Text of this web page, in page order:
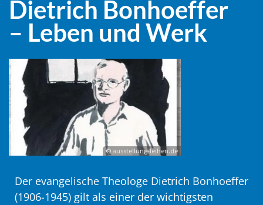
Dietrich Bonhoeffer
– Leben und Werk
© ausstellung-leihen.de
Der evangelische Theologe Dietrich Bonhoeffer
(1906-1945) gilt als einer der wichtigsten